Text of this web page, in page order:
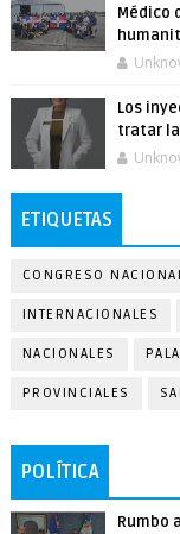
Médico
Los
tratar
ETIQUETAS
CONGRESO
INTERNACIONALES
NACIONALES
PROVINCIALES
POLÍTICA
Rumbo